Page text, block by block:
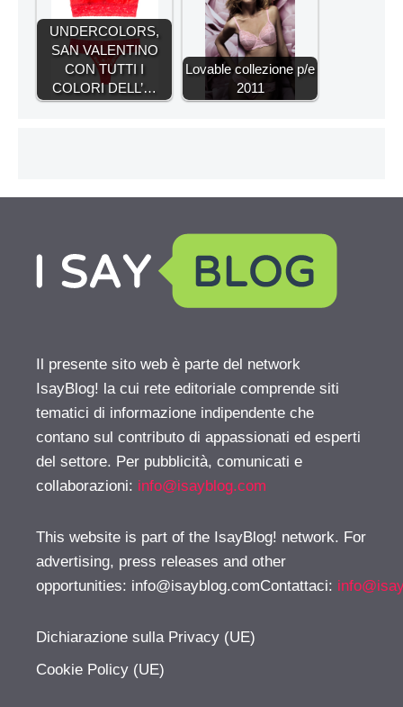
UNDERCOLORS,
SAN VALENTINO
CON TUTTI I
COLORI DELL’…
Lovable collezione p/e
2011
Il presente sito web è parte del network
IsayBlog! la cui rete editoriale comprende siti
tematici di informazione indipendente che
contano sul contributo di appassionati ed esperti
del settore. Per pubblicità, comunicati e
collaborazioni: info@isayblog.com
This website is part of the IsayBlog! network. For
advertising, press releases and other
opportunities: info@isayblog.comContattaci:
Dichiarazione sulla Privacy (UE)
Cookie Policy (UE)